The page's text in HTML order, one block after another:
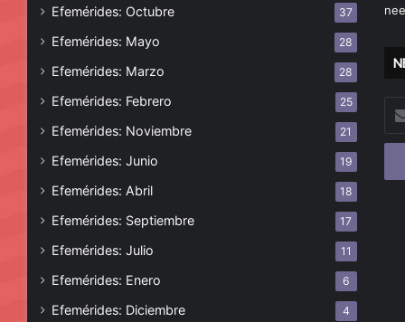
Efemérides: Octubre 37
Efemérides: Mayo 28
Efemérides: Marzo 28
Efemérides: Febrero 25
Efemérides: Noviembre 21
Efemérides: Junio 19
Efemérides: Abril 18
Efemérides: Septiembre 17
Efemérides: Julio 11
Efemérides: Enero 6
Efemérides: Diciembre 4